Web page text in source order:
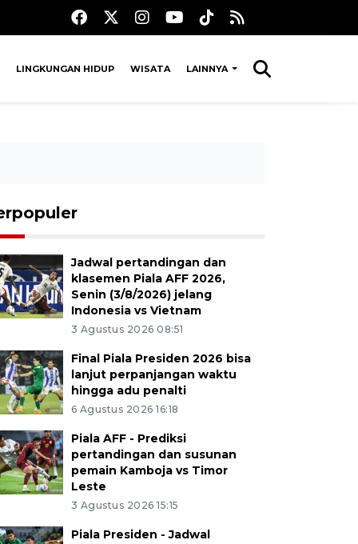
LINGKUNGAN HIDUP WISATA LAINNYA
Jadwal pertandingan dan
klasemen Piala AFF 2026,
Senin (3/8/2026) jelang
Indonesia vs Vietnam
3 Agustus 2026 08:51
Final Piala Presiden 2026 bisa
lanjut perpanjangan waktu
hingga adu penalti
6 Agustus 2026 16:18
Piala AFF - Prediksi
pertandingan dan susunan
pemain Kamboja vs Timor
Leste
3 Agustus 2026 15:15
Piala Presiden - Jadwal